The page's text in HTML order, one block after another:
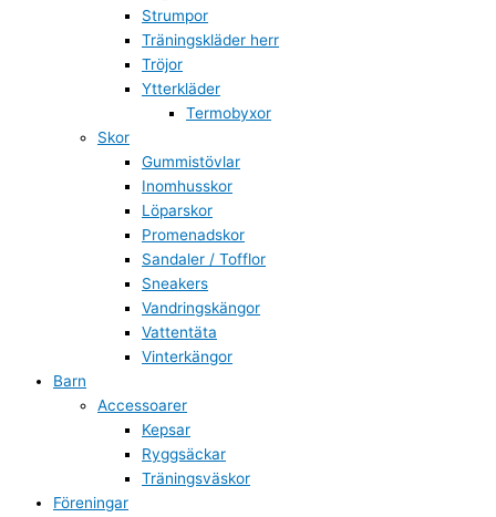
Strumpor
Träningskläder herr
Tröjor
Ytterkläder
Termobyxor
Skor
Gummistövlar
Inomhusskor
Löparskor
Promenadskor
Sandaler / Tofflor
Sneakers
Vandringskängor
Vattentäta
Vinterkängor
Barn
Accessoarer
Kepsar
Ryggsäckar
Träningsväskor
Föreningar